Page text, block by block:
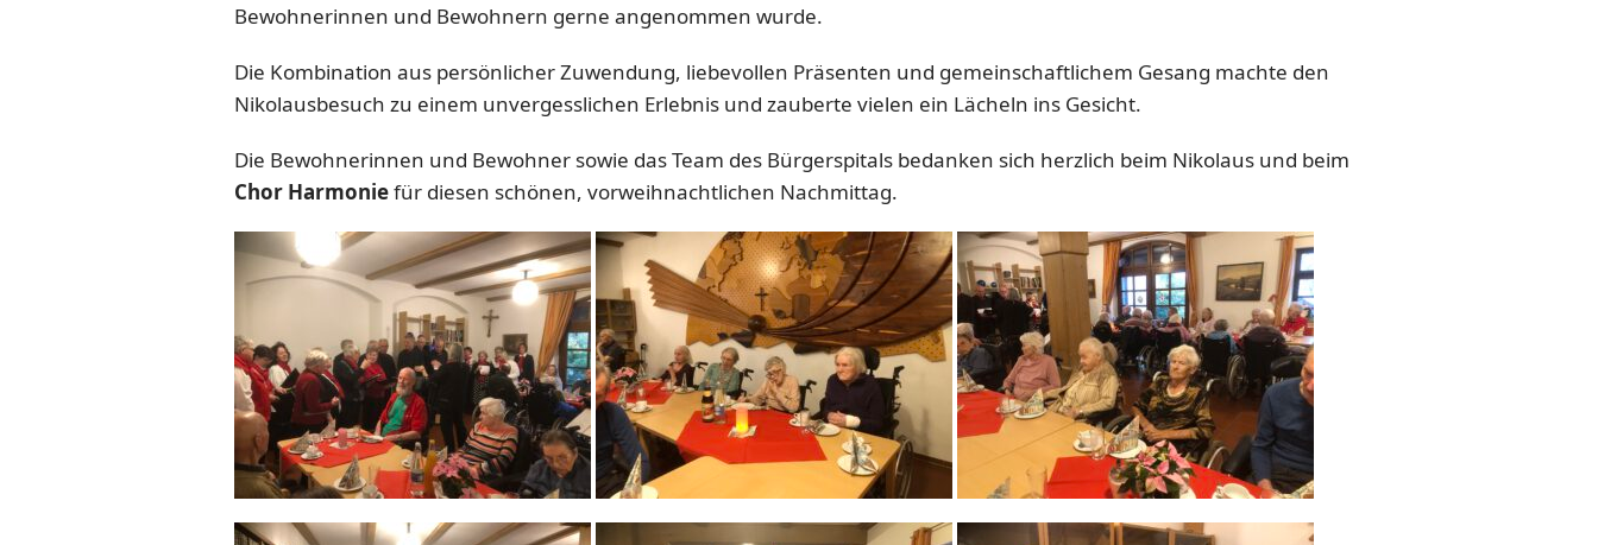
Bewohnerinnen und Bewohnern gerne angenommen wurde.
Die Kombination aus persönlicher Zuwendung, liebevollen Präsenten und gemeinschaftlichem Gesang machte den
Nikolausbesuch zu einem unvergesslichen Erlebnis und zauberte vielen ein Lächeln ins Gesicht.
Die Bewohnerinnen und Bewohner sowie das Team des Bürgerspitals bedanken sich herzlich beim Nikolaus und beim
Chor Harmoniefür diesen schönen, vorweihnachtlichen Nachmittag.